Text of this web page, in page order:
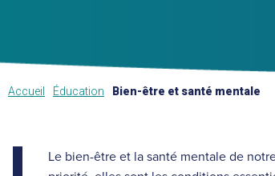
Accueil Éducation Bien-être et santé mentale
Le bien-être et la santé mentale de